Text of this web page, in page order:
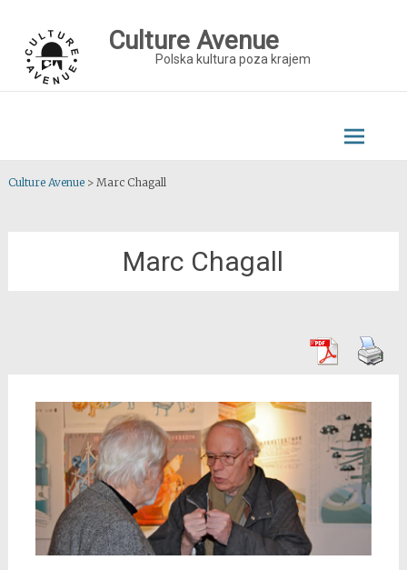
content
Culture Avenue
Polska kultura poza krajem
Culture Avenue> Marc Chagall
Marc Chagall